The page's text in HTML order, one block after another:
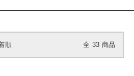
順 全 33 商品